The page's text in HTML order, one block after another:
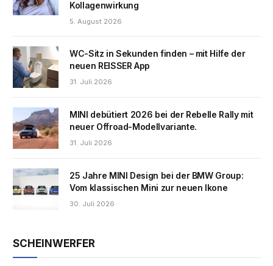
Kollagenwirkung
5. August 2026
WC-Sitz in Sekunden finden – mit Hilfe der
neuen REISSER App
31. Juli 2026
MINI debütiert 2026 bei der Rebelle Rally mit
neuer Offroad-Modellvariante.
31. Juli 2026
25 Jahre MINI Design bei der BMW Group:
Vom klassischen Mini zur neuen Ikone
30. Juli 2026
SCHEINWERFER